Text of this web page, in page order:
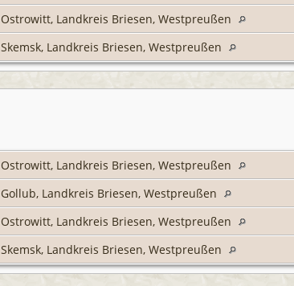
Ostrowitt, Landkreis Briesen, Westpreußen
Skemsk, Landkreis Briesen, Westpreußen
Ostrowitt, Landkreis Briesen, Westpreußen
Gollub, Landkreis Briesen, Westpreußen
Ostrowitt, Landkreis Briesen, Westpreußen
Skemsk, Landkreis Briesen, Westpreußen